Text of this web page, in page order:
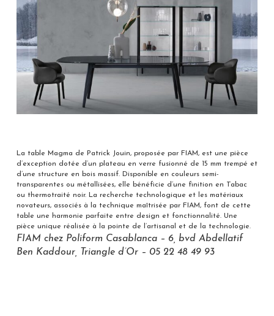
La table Magma de Patrick Jouin, proposée par FIAM, est une pièce
d’exception dotée d’un plateau en verre fusionné de 15 mm trempé et
d’une structure en bois massif. Disponible en couleurs semi-
transparentes ou métallisées, elle bénéficie d’une finition en Tabac
ou thermotraité noir. La recherche technologique et les matériaux
novateurs, associés à la technique maîtrisée par FIAM, font de cette
table une harmonie parfaite entre design et fonctionnalité. Une
pièce unique réalisée à la pointe de l’artisanal et de la technologie.
FIAM chez Poliform Casablanca – 6, bvd Abdellatif
Ben Kaddour, Triangle d’Or – 05 22 48 49 93